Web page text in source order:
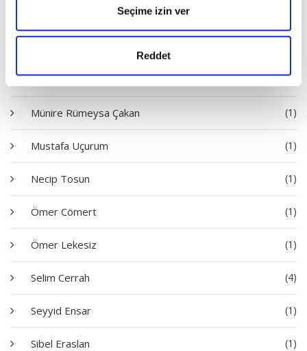
Seçime izin ver
Reddet
Mehmet Narlı (2)
Münire Rümeysa Çakan (1)
Mustafa Uçurum (1)
Necip Tosun (1)
Ömer Cömert (1)
Ömer Lekesiz (1)
Selim Cerrah (4)
Seyyid Ensar (1)
Sibel Eraslan (1)